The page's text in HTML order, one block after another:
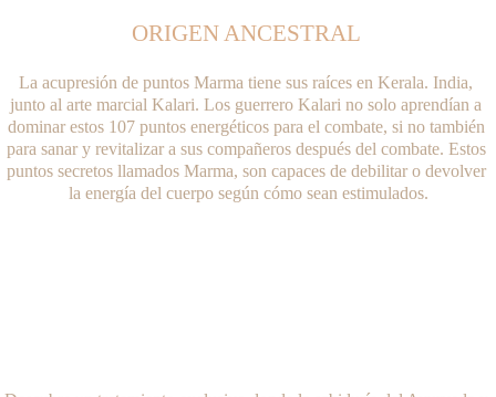
ORIGEN ANCESTRAL
La acupresión de puntos Marma tiene sus raíces en Kerala. India,
junto al arte marcial Kalari. Los guerrero Kalari no solo aprendían a
dominar estos 107 puntos energéticos para el combate, si no también
para sanar y revitalizar a sus compañeros después del combate. Estos
puntos secretos llamados Marma, son capaces de debilitar o devolver
la energía del cuerpo según cómo sean estimulados.